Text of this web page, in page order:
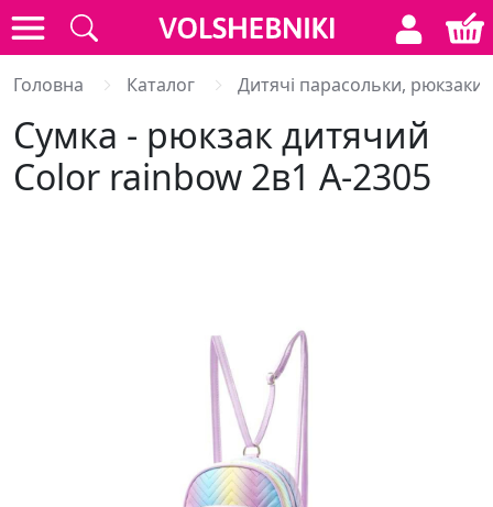
Головна Каталог Дитячі парасольки, рюкзаки,
Сумка - рюкзак дитячий
Color rainbow 2в1 A-2305